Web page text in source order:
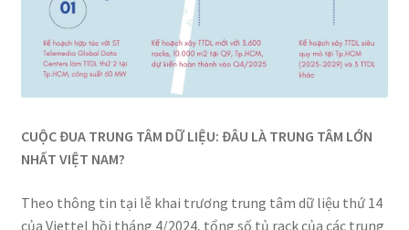
CUỘC ĐUA TRUNG TÂM DỮ LIỆU: ĐÂU LÀ TRUNG TÂM LỚN
NHẤT VIỆT NAM?
Theo thông tin tại lễ khai trương trung tâm dữ liệu thứ 14
của Viettel hồi tháng 4/2024, tổng số tủ rack của các trung